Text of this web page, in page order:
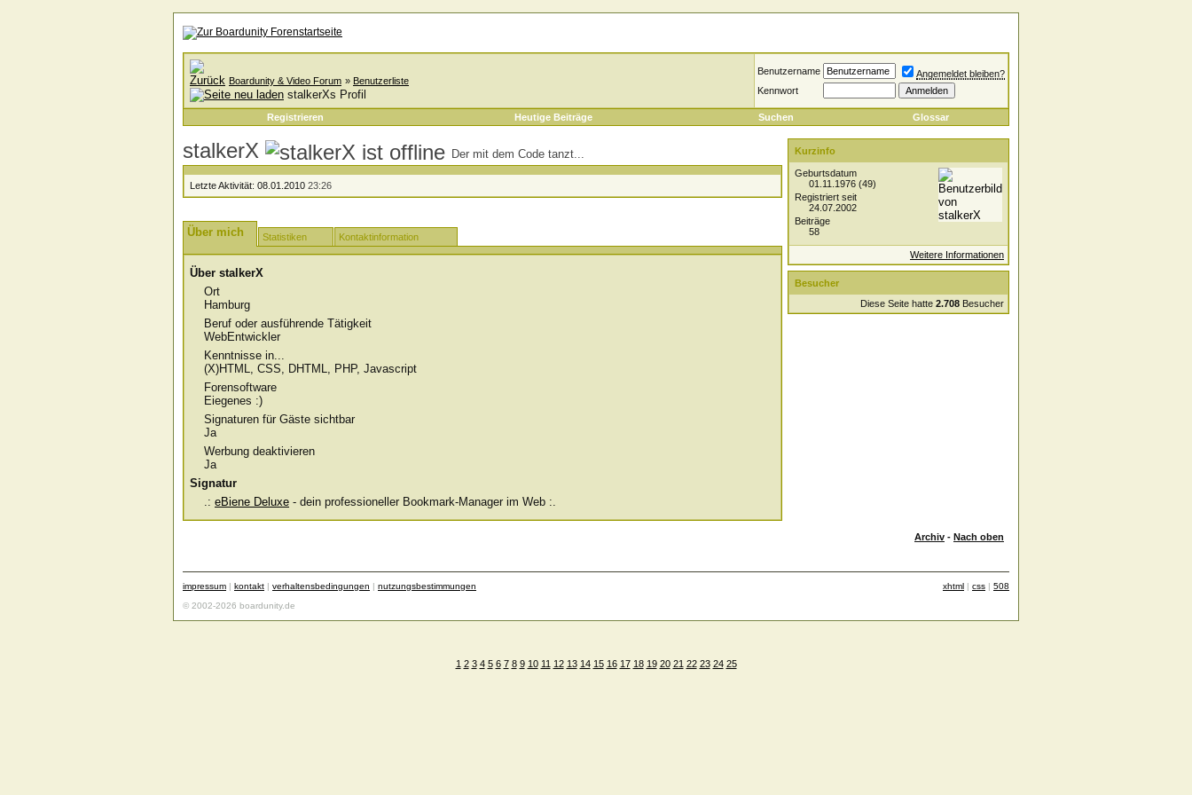
Boardunity & Video Forum » Benutzerliste
stalkerXs Profil
Benutzername
Angemeldet bleiben?
Kennwort
Registrieren Heutige Beiträge Suchen Glossar
stalkerX Der mit dem Code tanzt...
Letzte Aktivität: 08.01.2010 23:26
Über mich Statistiken Kontaktinformation
Über stalkerX
Ort
Hamburg
Beruf oder ausführende Tätigkeit
WebEntwickler
Kenntnisse in...
(X)HTML, CSS, DHTML, PHP, Javascript
Forensoftware
Eiegenes :)
Signaturen für Gäste sichtbar
Ja
Werbung deaktivieren
Ja
Signatur
.: eBiene Deluxe - dein professioneller Bookmark-Manager im Web :.
Kurzinfo
Geburtsdatum
01.11.1976 (49)
Registriert seit
24.07.2002
Beiträge
58
Weitere Informationen
Besucher
Diese Seite hatte 2.708 Besucher
Archiv - Nach oben
impressum | kontakt | verhaltensbedingungen | nutzungsbestimmungen xhtml | css | 508
© 2002-2026 boardunity.de
1 2 3 4 5 6 7 8 9 10 11 12 13 14 15 16 17 18 19 20 21 22 23 24 25